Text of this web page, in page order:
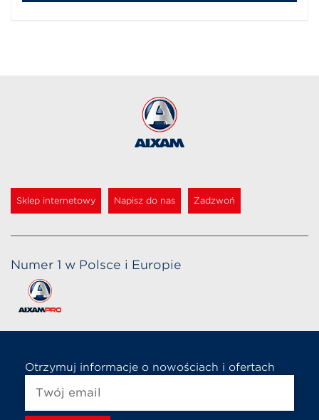
Sklep internetowy Napisz do nas Zadzwoń
Numer 1 w Polsce i Europie
Otrzymuj informacje o nowościach i ofertach